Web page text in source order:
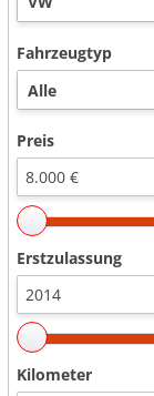
Fahrzeugtyp
Preis
Erstzulassung
Kilometer